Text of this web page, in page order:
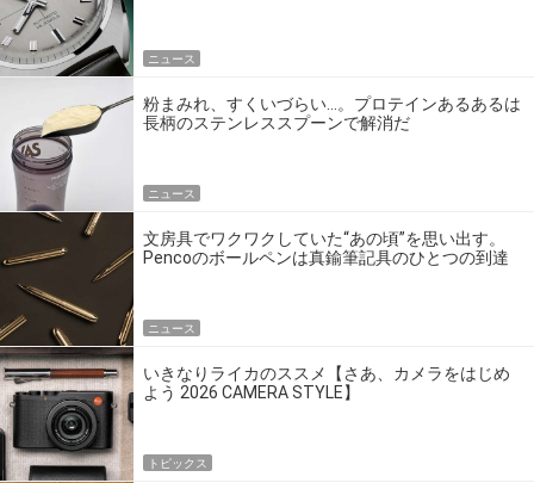
ニュース
粉まみれ、すくいづらい…。プロテインあるあるは
長柄のステンレススプーンで解消だ
ニュース
文房具でワクワクしていた“あの頃”を思い出す。
Pencoのボールペンは真鍮筆記具のひとつの到達
ニュース
いきなりライカのススメ【さあ、カメラをはじめ
よう 2026 CAMERA STYLE】
トピックス